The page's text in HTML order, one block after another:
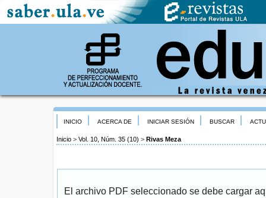
INICIO ACERCA DE INICIAR SESIÓN BUSCAR
Inicio > Vol. 10, Núm. 35 (10) > Rivas Meza
El archivo PDF seleccionado se debe cargar